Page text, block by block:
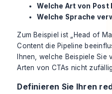
Welche Art von
Welche Sprache
Zum Beispiel ist „Head of
Content die Pipeline
Ihnen, welche Beispiele Sie
Arten von CTAs nicht
Definieren Sie Ihren